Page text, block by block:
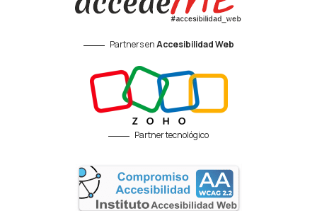
Partners enAccesibilidad Web
Partner tecnológico